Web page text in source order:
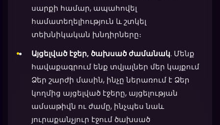
սարքի համար, ապահովել
համատեղելիություն և շտկել
տեխնիկական խնդիրները։
Այցելված էջեր, ծախսած ժամանակ. Մենք
հավաքագրում ենք տվյալներ մեր կայքում
Ձեր շարժի մասին, ինչը ներառում է Ձեր
կողմից այցելված էջերը, այցելության
ամսաթիվն ու ժամը, ինչպես նաև
յուրաքանչյուր էջում ծախսած